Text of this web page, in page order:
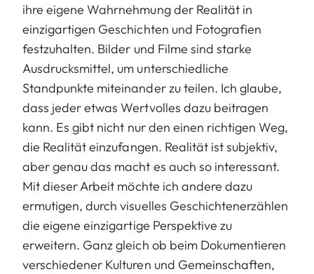
ihre eigene Wahrnehmung der Realität in
einzigartigen Geschichten und Fotografien
festzuhalten. Bilder und Filme sind starke
Ausdrucksmittel, um unterschiedliche
Standpunkte miteinander zu teilen. Ich glaube,
dass jeder etwas Wertvolles dazu beitragen
kann. Es gibt nicht nur den einen richtigen Weg,
die Realität einzufangen. Realität ist subjektiv,
aber genau das macht es auch so interessant.
Mit dieser Arbeit möchte ich andere dazu
ermutigen, durch visuelles Geschichtenerzählen
die eigene einzigartige Perspektive zu
erweitern. Ganz gleich ob beim Dokumentieren
verschiedener Kulturen und Gemeinschaften,